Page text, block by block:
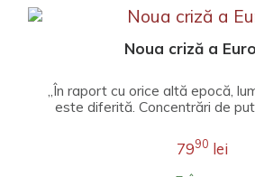
Noua criză a
„În raport cu orice altă epocă,
este diferită. Concentrări de
7990 lei